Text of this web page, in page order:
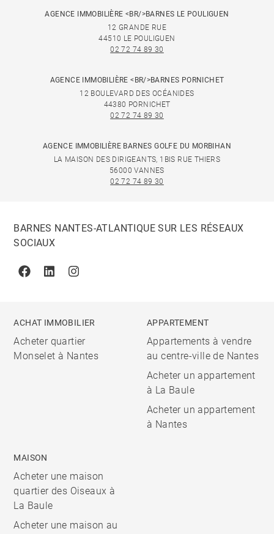
AGENCE IMMOBILIÈRE <BR/>BARNES LE POULIGUEN
12 GRANDE RUE
44510 LE POULIGUEN
02 72 74 89 30
AGENCE IMMOBILIÈRE <BR/>BARNES PORNICHET
12 BOULEVARD DES OCÉANIDES
44380 PORNICHET
02 72 74 89 30
AGENCE IMMOBILIÈRE BARNES GOLFE DU MORBIHAN
LA MAISON DES DIRIGEANTS, 1BIS RUE THIERS
56000 VANNES
02 72 74 89 30
BARNES NANTES-ATLANTIQUE SUR LES RÉSEAUX
SOCIAUX
FacebookLinkedinInstagram
ACHAT IMMOBILIER
Acheter quartier
Monselet à Nantes
APPARTEMENT
Appartements à vendre
au centre-ville de Nantes
Acheter un appartement
à La Baule
Acheter un appartement
à Nantes
MAISON
Acheter une maison
quartier des Oiseaux à
La Baule
Acheter une maison au